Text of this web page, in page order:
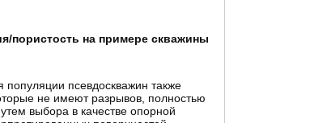
пористость на примере скважины
популяции псевдоскважин также
не имеют разрывов, полностью
выбора в качестве опорной